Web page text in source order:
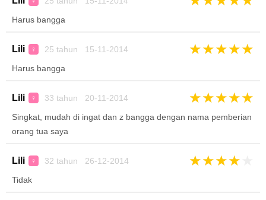
Harus bangga
Lili ♀ 25 tahun 15-11-2014 ★★★★★
Harus bangga
Lili ♀ 33 tahun 20-11-2014 ★★★★★
Singkat, mudah di ingat dan z bangga dengan nama pemberian
orang tua saya
Lili ♀ 32 tahun 26-12-2014 ★★★★
Tidak